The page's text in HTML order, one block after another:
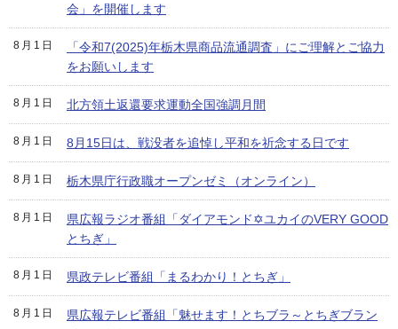
会」を開催します
8月1日
「令和7(2025)年栃木県商品流通調査」にご理解とご協力
をお願いします
8月1日 北方領土返還要求運動全国強調月間
8月1日 8月15日は、戦没者を追悼し平和を祈念する日です
8月1日 栃木県庁行政職オープンゼミ（オンライン）
8月1日
県広報ラジオ番組「ダイアモンド✡ユカイのVERY GOOD
とちぎ」
8月1日 県政テレビ番組「まるわかり！とちぎ」
8月1日
県広報テレビ番組「魅せます！とちブラ～とちぎブラン